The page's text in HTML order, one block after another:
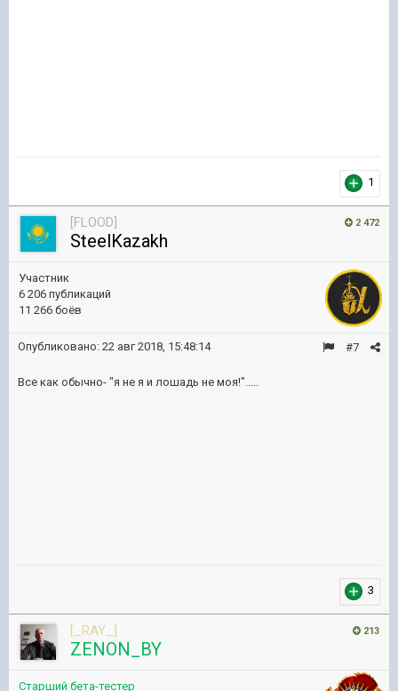
1
2 472
[FLOOD]
SteelKazakh
Участник
6 206 публикаций
11 266 боёв
#7
Опубликовано: 22 авг 2018, 15:48:14
Все как обычно- "я не я и лошадь не моя!".....
3
213
[_RAY_]
ZENON_BY
Старший бета-тестер